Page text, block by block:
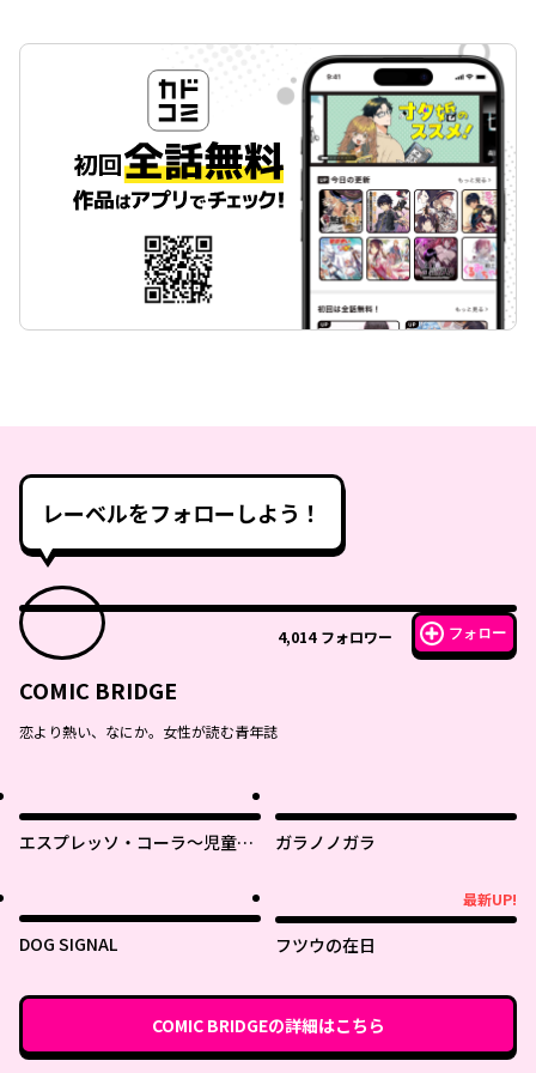
レーベルをフォローしよう！
4,014 フォロワー フォロー
COMIC BRIDGE
恋より熱い、なにか。女性が読む青年誌
エスプレッソ・コーラ～児童発
ガラノノガラ
DOG SIGNAL
最新UP!
フツウの在日
COMIC BRIDGEの詳細はこちら